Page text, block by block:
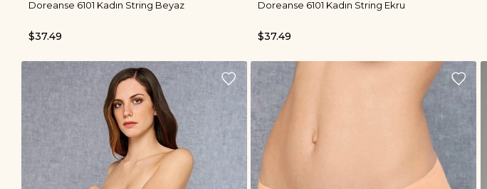
Doreanse 6101 Kadın String Beyaz
$37.49
Doreanse 6101 Kadın String Ekru
$37.49